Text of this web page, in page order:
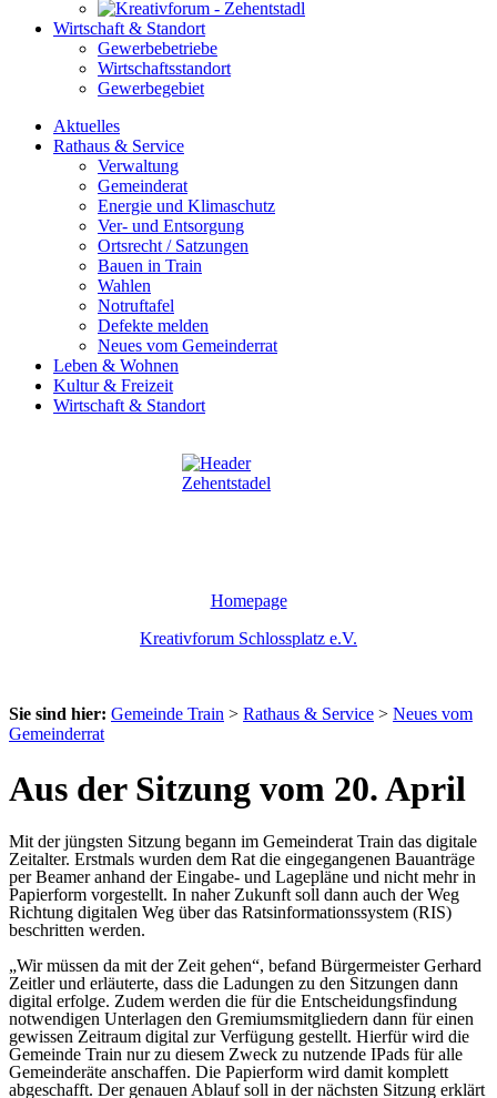
Wirtschaft & Standort
Gewerbebetriebe
Wirtschaftsstandort
Gewerbegebiet
Aktuelles
Rathaus & Service
Verwaltung
Gemeinderat
Energie und Klimaschutz
Ver- und Entsorgung
Ortsrecht / Satzungen
Bauen in Train
Wahlen
Notruftafel
Defekte melden
Neues vom Gemeinderrat
Leben & Wohnen
Kultur & Freizeit
Wirtschaft & Standort
Homepage
Kreativforum Schlossplatz e.V.
Sie sind hier: Gemeinde Train > Rathaus & Service > Neues vom
Gemeinderrat
Aus der Sitzung vom 20. April
Mit der jüngsten Sitzung begann im Gemeinderat Train das digitale
Zeitalter. Erstmals wurden dem Rat die eingegangenen Bauanträge
per Beamer anhand der Eingabe- und Lagepläne und nicht mehr in
Papierform vorgestellt. In naher Zukunft soll dann auch der Weg
Richtung digitalen Weg über das Ratsinformationssystem (RIS)
beschritten werden.
„Wir müssen da mit der Zeit gehen“, befand Bürgermeister Gerhard
Zeitler und erläuterte, dass die Ladungen zu den Sitzungen dann
digital erfolge. Zudem werden die für die Entscheidungsfindung
notwendigen Unterlagen den Gremiumsmitgliedern dann für einen
gewissen Zeitraum digital zur Verfügung gestellt. Hierfür wird die
Gemeinde Train nur zu diesem Zweck zu nutzende IPads für alle
Gemeinderäte anschaffen. Die Papierform wird damit komplett
abgeschafft. Der genauen Ablauf soll in der nächsten Sitzung erklärt